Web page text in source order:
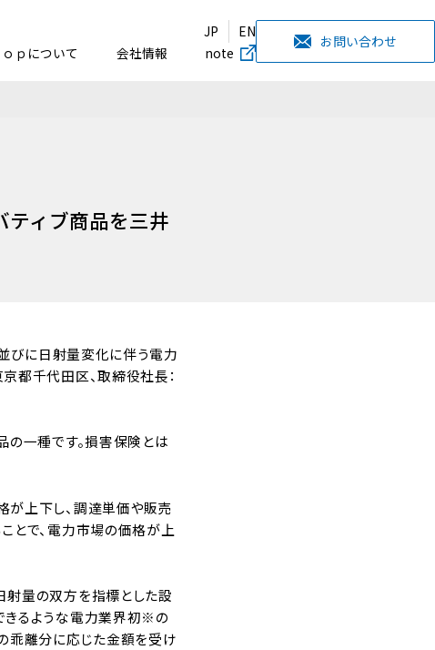
JP
EN
ｏｐについて 会社情報 note
お問い合わせ
ティブ商品を三井
びに日射量変化に伴う電力
都千代田区、取締役社長：
の一種です。損害保険とは
が上下し、調達単価や販売
とで、電力市場の価格が上
射量の双方を指標とした設
きるような電力業界初※の
乖離分に応じた金額を受け